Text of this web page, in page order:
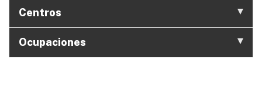
Centros
Ocupaciones